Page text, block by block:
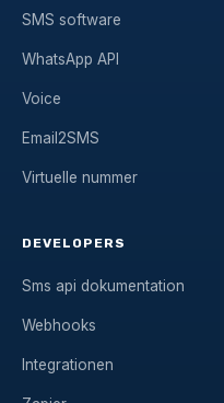
SMS software
WhatsApp API
Voice
Email2SMS
Virtuelle nummer
DEVELOPERS
Sms api dokumentation
Webhooks
Integrationen